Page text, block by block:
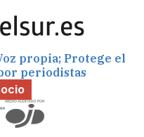
propia; Protege el
periodistas